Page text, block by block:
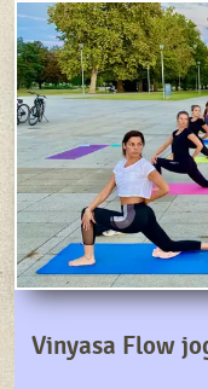
Vinyasa Flow